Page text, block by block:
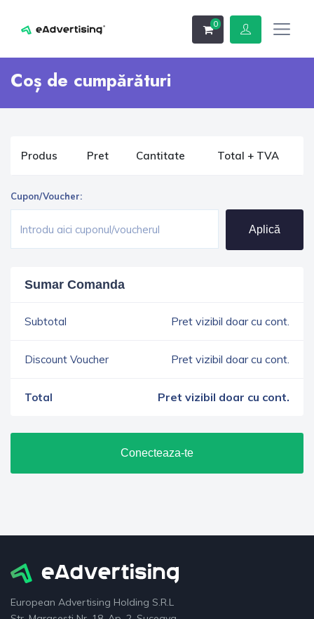
0
Coș de cumpărături
Produs Pret Cantitate Total + TVA
Cupon/Voucher:
Aplică
Sumar Comanda
Subtotal Pret vizibil doar cu cont.
Discount Voucher Pret vizibil doar cu cont.
Total Pret vizibil doar cu cont.
Conecteaza-te
European Advertising Holding S.R.L